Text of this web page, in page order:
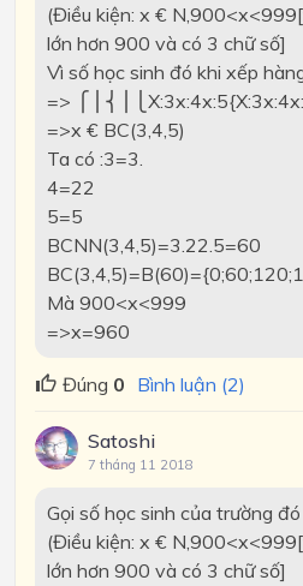
(Điều kiện: x €
lớn hơn 900 và có 3 chữ số]
Vì số học sinh đó khi xếp
=>
=>x € BC(3,4,5)
Ta có :3=3.
4=22
5=5
BCNN(3,4,5)=3.22.5=60
Mà 900<x<999
=>x=960
Đúng 0 Bình luận (2)
Satoshi
7 tháng 11 2018
Gọi số học sinh của trường
(Điều kiện: x €
lớn hơn 900 và có 3 chữ số]